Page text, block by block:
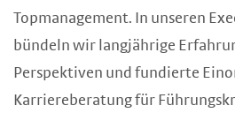
Topmanagement. In unseren
bündeln wir langjährige
Perspektiven und fundierte
Karriereberatung für